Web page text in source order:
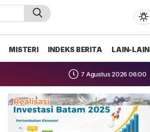
MISTERI INDEKS BERITA LAIN-LAIN
7 Agustus 2026 06:00